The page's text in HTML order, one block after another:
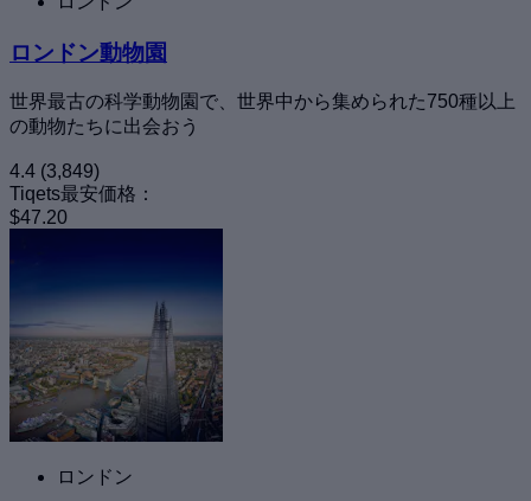
ロンドン動物園
世界最古の科学動物園で、世界中から集められた750種以上
の動物たちに出会おう
4.4 (3,849)
Tiqets最安価格：
$47.20
ロンドン